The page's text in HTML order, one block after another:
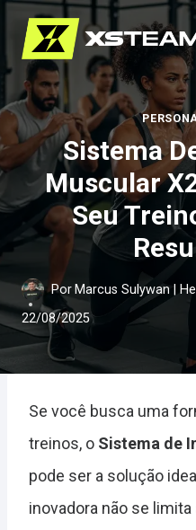
Pular
para
o
Conteúdo
Sistema
Muscular
Seu
Por Marcus Sulywan |
22/08/2025
Se você busca uma
treinos, o Sistema de
pode ser a solução
inovadora não se